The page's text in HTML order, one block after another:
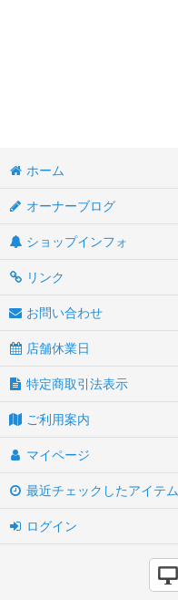
ホーム
オーナーブログ
ショップインフォ
リンク
お問い合わせ
店舗休業日
特定商取引法表示
ご利用案内
マイページ
最近チェックしたアイテム
ログイン